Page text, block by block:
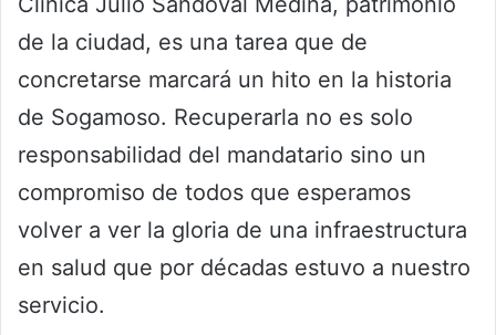
de la ciudad, es una tarea que de
concretarse marcará un hito en la historia
de Sogamoso. Recuperarla no es solo
responsabilidad del mandatario sino un
compromiso de todos que esperamos
volver a ver la gloria de una infraestructura
en salud que por décadas estuvo a nuestro
servicio.